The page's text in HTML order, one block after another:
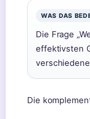
WAS DAS
Die Frage
effektivsten
Die